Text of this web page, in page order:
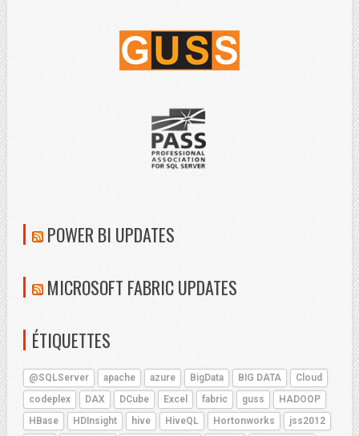
POWER BI UPDATES
MICROSOFT FABRIC UPDATES
ÉTIQUETTES
@SQLServer apache azure BigData BIG DATA
Cloud
codeplex
DAX DCube Excel fabric guss
HADOOP
HBase
HDInsight hive HiveQL Hortonworks jss2012